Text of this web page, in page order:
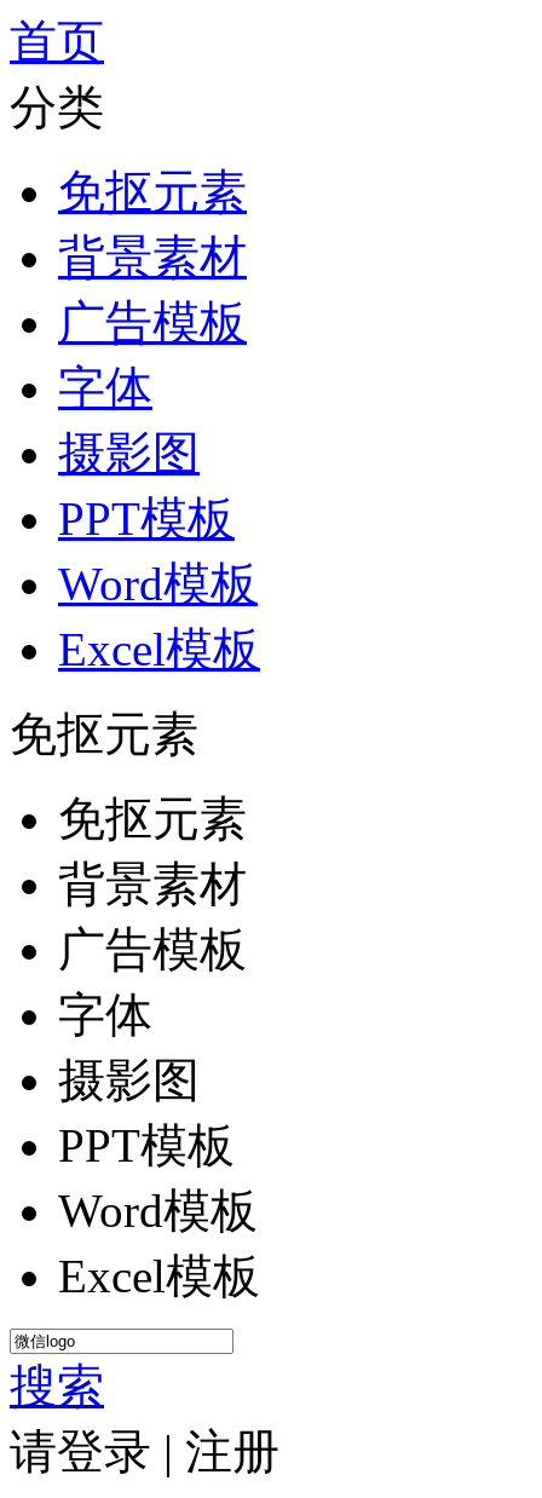
首页
分类
免抠元素
背景素材
广告模板
字体
摄影图
PPT模板
Word模板
Excel模板
免抠元素
免抠元素
背景素材
广告模板
字体
摄影图
PPT模板
Word模板
Excel模板
搜索
请登录 | 注册